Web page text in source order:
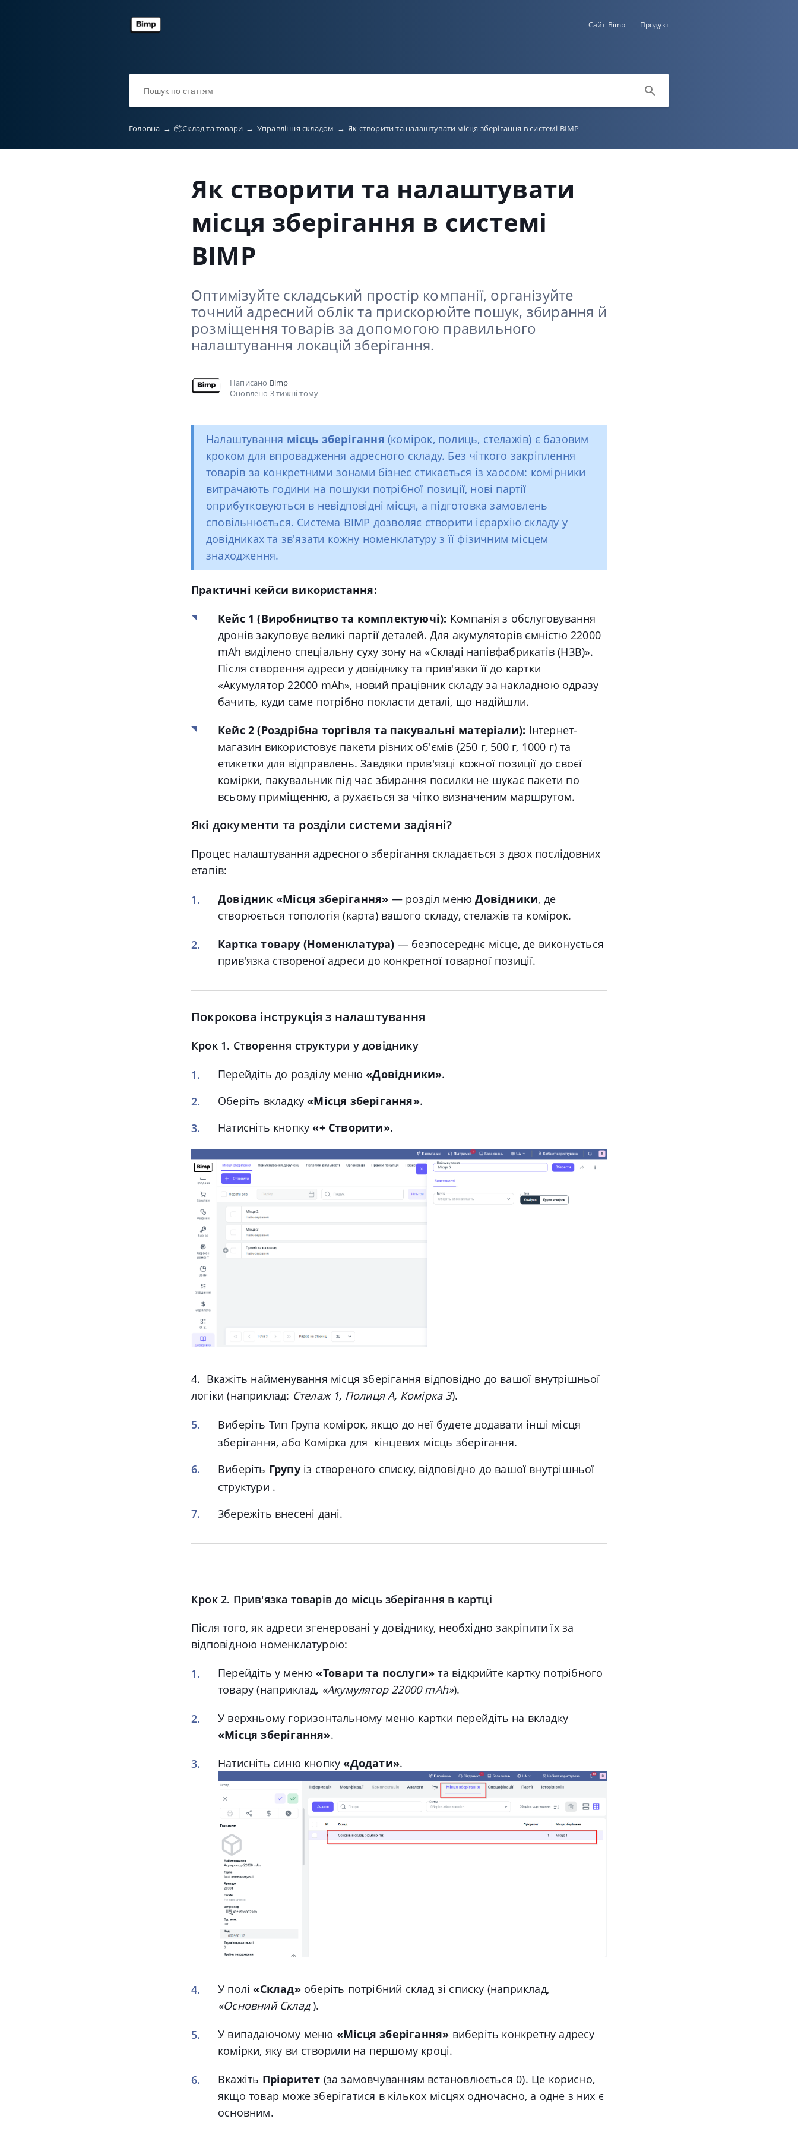
Сайт Bimp Продукт
Головна → 📦Склад та товари → Управління складом → Як створити та налаштувати місця зберігання в системі BIMP
Як створити та налаштувати
місця зберігання в системі
BIMP
Оптимізуйте складський простір компанії, організуйте
точний адресний облік та прискорюйте пошук, збирання й
розміщення товарів за допомогою правильного
налаштування локацій зберігання.
Написано Bimp
Оновлено 3 тижні тому
Налаштування місць зберігання (комірок, полиць, стелажів) є базовим
кроком для впровадження адресного складу. Без чіткого закріплення
товарів за конкретними зонами бізнес стикається із хаосом: комірники
витрачають години на пошуки потрібної позиції, нові партії
оприбутковуються в невідповідні місця, а підготовка замовлень
сповільнюється. Система BIMP дозволяє створити ієрархію складу у
довідниках та зв'язати кожну номенклатуру з її фізичним місцем
знаходження.
Практичні кейси використання:
Кейс 1 (Виробництво та комплектуючі): Компанія з обслуговування
дронів закуповує великі партії деталей. Для акумуляторів ємністю 22000
mAh виділено спеціальну суху зону на «Складі напівфабрикатів (НЗВ)».
Після створення адреси у довіднику та прив'язки її до картки
«Акумулятор 22000 mAh», новий працівник складу за накладною одразу
бачить, куди саме потрібно покласти деталі, що надійшли.
Кейс 2 (Роздрібна торгівля та пакувальні матеріали): Інтернет-
магазин використовує пакети різних об'ємів (250 г, 500 г, 1000 г) та
етикетки для відправлень. Завдяки прив'язці кожної позиції до своєї
комірки, пакувальник під час збирання посилки не шукає пакети по
всьому приміщенню, а рухається за чітко визначеним маршрутом.
Які документи та розділи системи задіяні?
Процес налаштування адресного зберігання складається з двох послідовних
етапів:
Довідник «Місця зберігання» — розділ менюДовідники, де
створюється топологія (карта) вашого складу, стелажів та комірок.
Картка товару (Номенклатура) — безпосереднє місце, де виконується
прив'язка створеної адреси до конкретної товарної позиції.
Покрокова інструкція з налаштування
Крок 1. Створення структури у довіднику
Перейдіть до розділу меню «Довідники».
Оберіть вкладку «Місця зберігання».
Натисніть кнопку «+ Створити».
4. Вкажіть найменування місця зберігання відповідно до вашої внутрішньої
логіки (наприклад: Стелаж 1, Полиця А, Комірка 3).
Виберіть Тип Група комірок, якщо до неї будете додавати інші місця
зберігання, або Комірка для кінцевих місць зберігання.
Виберіть Групуіз створеного списку, відповідно до вашої внутрішньої
структури .
Збережіть внесені дані.
Крок 2. Прив'язка товарів до місць зберігання в картці
Після того, як адреси згенеровані у довіднику, необхідно закріпити їх за
відповідною номенклатурою:
Перейдіть у меню «Товари та послуги» та відкрийте картку потрібного
товару (наприклад, «Акумулятор 22000 mAh»).
У верхньому горизонтальному меню картки перейдіть на вкладку
«Місця зберігання».
Натисніть синю кнопку «Додати».
У полі «Склад»оберіть потрібний склад зі списку (наприклад,
«Основний Склад).
У випадаючому меню «Місця зберігання» виберіть конкретну адресу
комірки, яку ви створили на першому кроці.
Вкажіть Пріоритет (за замовчуванням встановлюється 0). Це корисно,
якщо товар може зберігатися в кількох місцях одночасно, а одне з них є
основним.